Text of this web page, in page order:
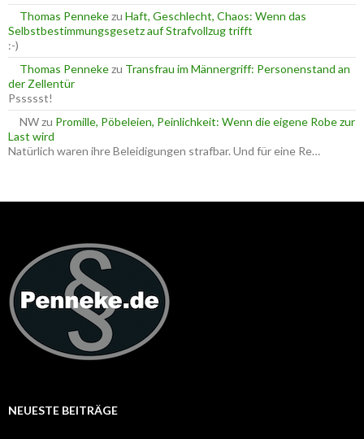
Thomas Pennekezu Haft, Geschlecht, Chaos: Wenn das
Selbstbestimmungsgesetz auf Strafvollzug trifft
:-)
Thomas Pennekezu Transfrau im Männergriff: Personenstand an
der Zellentür
Pssssst!
NWzu Promille, Pöbeleien, Peinlichkeit: Wenn die eigene Robe zur
Last wird
Natürlich waren ihre Beleidigungen strafbar. Und für eine Re…
NEUESTE BEITRÄGE